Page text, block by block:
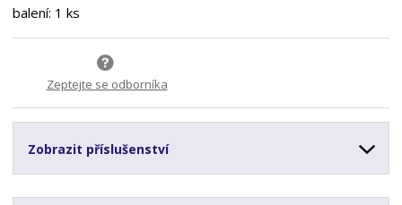
balení: 1 ks
Zeptejte se odborníka
Zobrazit příslušenství